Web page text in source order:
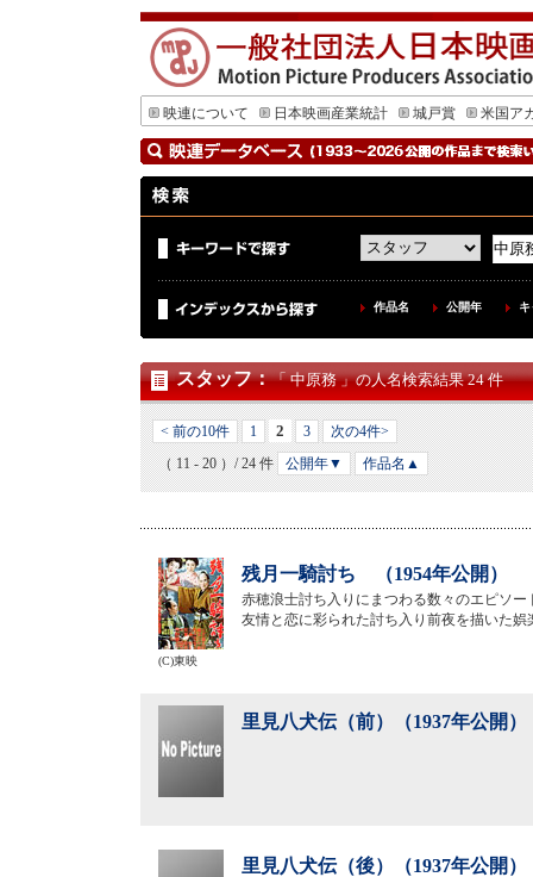
映連について 日本映画産業統計 城戸賞 米国ア
作品名 公開年
スタッフ：「 中原務 」の人名検索結果 24 件
< 前の10件 1 2 3
次の4件>
（ 11 - 20 ）/ 24 件
公開年▼ 作品名▲
残月一騎討ち （1954年公開）
赤穂浪士討ち入りにまつわる数々のエピソ
友情と恋に彩られた討ち入り前夜を描いた娯
(C)東映
里見八犬伝（前）（1937年公開）
里見八犬伝（後）（1937年公開）